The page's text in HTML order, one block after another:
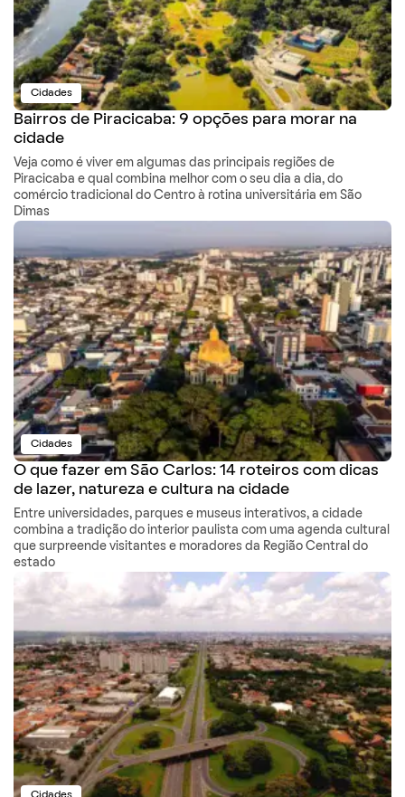
Cidades
Bairros de Piracicaba: 9 opções para morar na
cidade
Veja como é viver em algumas das principais regiões de
Piracicaba e qual combina melhor com o seu dia a dia, do
comércio tradicional do Centro à rotina universitária em São
Dimas
Cidades
O que fazer em São Carlos: 14 roteiros com dicas
de lazer, natureza e cultura na cidade
Entre universidades, parques e museus interativos, a cidade
combina a tradição do interior paulista com uma agenda cultural
que surpreende visitantes e moradores da Região Central do
estado
Cidades